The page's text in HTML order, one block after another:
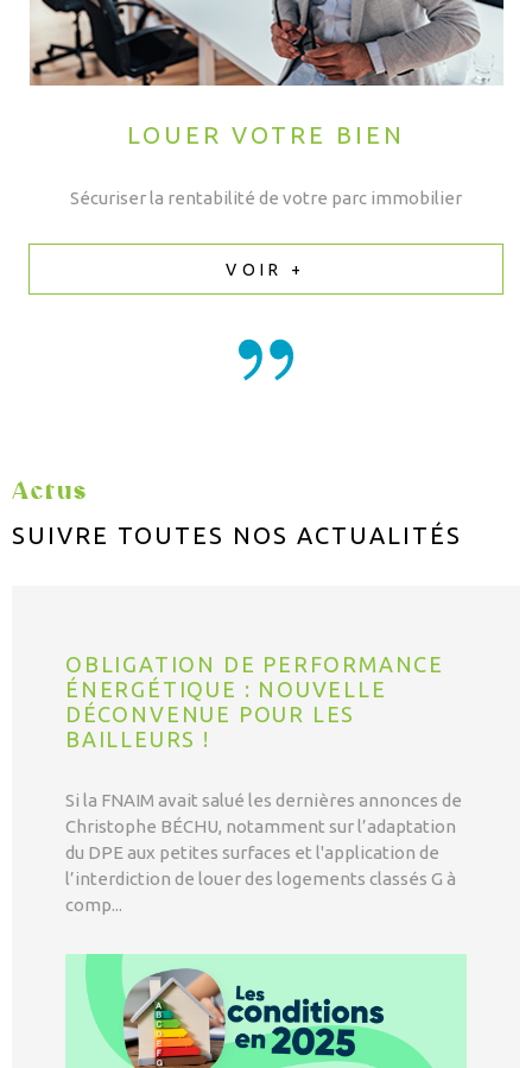
LOUER VOTRE BIEN
Sécuriser la rentabilité de votre parc immobilier
VOIR +
Actus
SUIVRE TOUTES NOS ACTUALITÉS
OBLIGATION DE PERFORMANCE
ÉNERGÉTIQUE : NOUVELLE
DÉCONVENUE POUR LES
BAILLEURS !
Si la FNAIM avait salué les dernières annonces de
Christophe BÉCHU, notamment sur l’adaptation
du DPE aux petites surfaces et l'application de
l’interdiction de louer des logements classés G à
comp...